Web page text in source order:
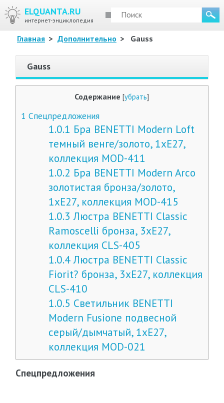
ELQUANTA.RU
интернет-энциклопедия
МЕНЮ
Главная > Дополнительно > Gauss
Gauss
Содержание [убрать]
1 Спецпредложения
1.0.1 Бра BENETTI Modern Loft
темный венге/золото, 1xE27,
коллекция MOD-411
1.0.2 Бра BENETTI Modern Arco
золотистая бронза/золото,
1xE27, коллекция MOD-415
1.0.3 Люстра BENETTI Classic
Ramoscelli бронза, 3хE27,
коллекция CLS-405
1.0.4Люстра BENETTI Classic
Fiorit? бронза, 3хE27, коллекция
CLS-410
1.0.5 Cветильник BENETTI
Modern Fusione подвесной
серый/дымчатый, 1xE27,
коллекция MOD-021
Спецпредложения